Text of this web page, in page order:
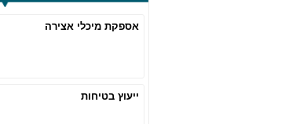
אספקת מיכלי אצירה
ייעוץ בטיחות